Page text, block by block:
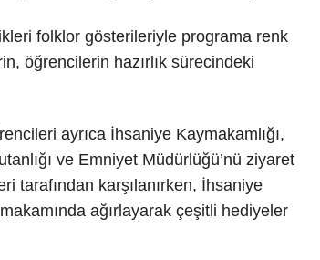
folklor gösterileriyle programa renk
öğrencilerin hazırlık sürecindeki
ayrıca İhsaniye Kaymakamlığı,
ve Emniyet Müdürlüğü’nü ziyaret
tarafından karşılanırken, İhsaniye
ağırlayarak çeşitli hediyeler